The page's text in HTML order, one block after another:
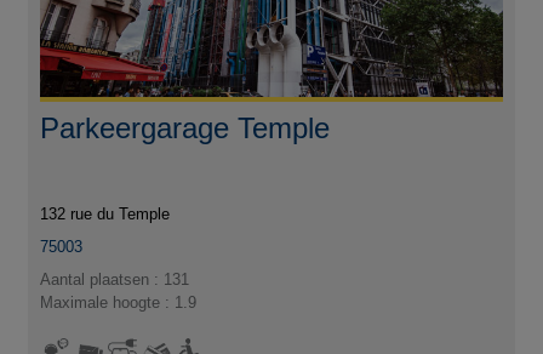
Parkeergarage Temple
132 rue du Temple
75003
Aantal plaatsen : 131
Maximale hoogte : 1.9